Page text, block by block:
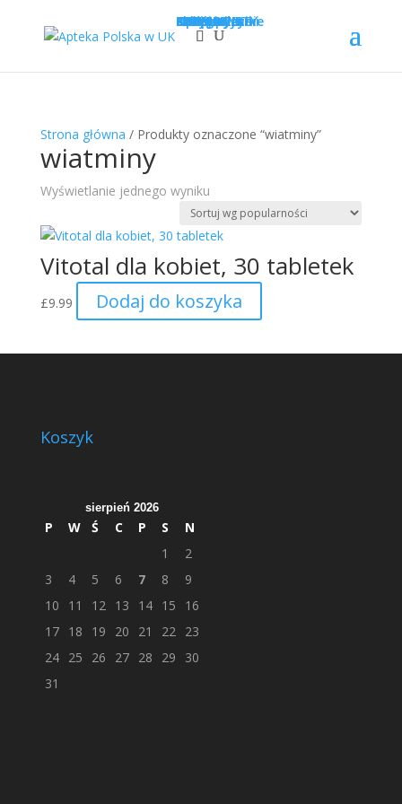
Sklep
Opcje wysyłki
Kategorie
LEKI
SUPLEMENTY
KOSMETYKI
PROMOCJE
Krótka data
Zadaj pytanie
Nowości!
0 £0.00
Strona główna / Produkty oznaczone “wiatminy”
wiatminy
Wyświetlanie jednego wyniku
Vitotal dla kobiet, 30 tabletek
£9.99 Dodaj do koszyka
Koszyk
sierpień 2026
P W Ś C P S
N
1
2
3
4 5 6 7 8
9
10
11 12 13 14 15
16
17 18 19 20 21 22
23
24 25 26 27 28 29
30
31